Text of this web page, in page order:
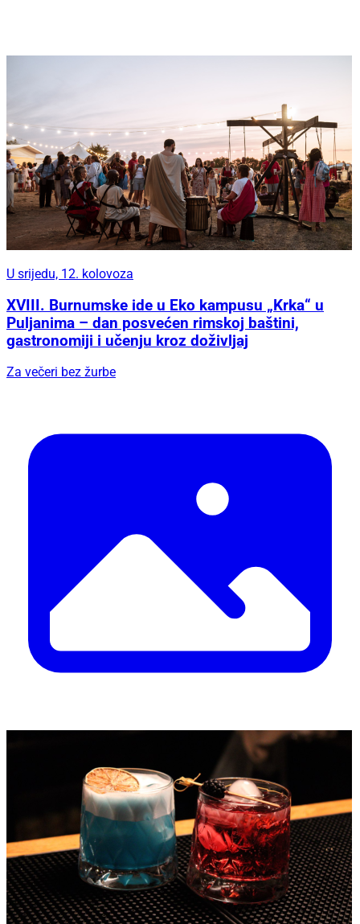
U srijedu, 12. kolovoza
XVIII. Burnumske ide u Eko kampusu „Krka“ u
Puljanima – dan posvećen rimskoj baštini,
gastronomiji i učenju kroz doživljaj
Za večeri bez žurbe